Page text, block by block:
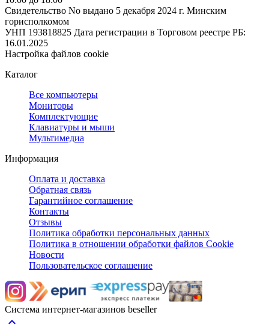
Свидетельство No выдано 5 декабря 2024 г. Минским
горисполкомом
УНП 193818825 Дата регистрации в Торговом реестре РБ:
16.01.2025
Настройка файлов cookie
Каталог
Все компьютеры
Мониторы
Комплектующие
Клавиатуры и мыши
Мультимедиа
Информация
Оплата и доставка
Обратная связь
Гарантийное соглашение
Контакты
Отзывы
Политика обработки персональных данных
Политика в отношении обработки файлов Cookie
Новости
Пользовательское соглашение
Система интернет-магазинов beseller
keyboard_arrow_up